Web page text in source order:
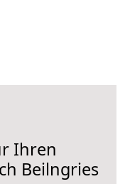
Ihren
Beilngries